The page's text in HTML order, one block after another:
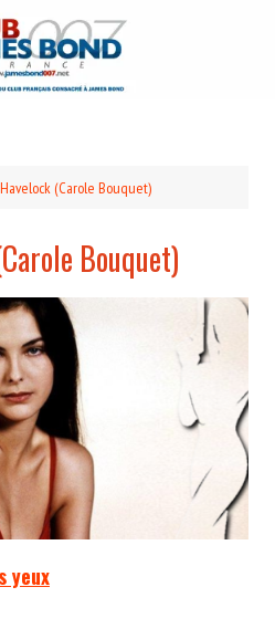
(Carole Bouquet)
Bouquet)
yeux